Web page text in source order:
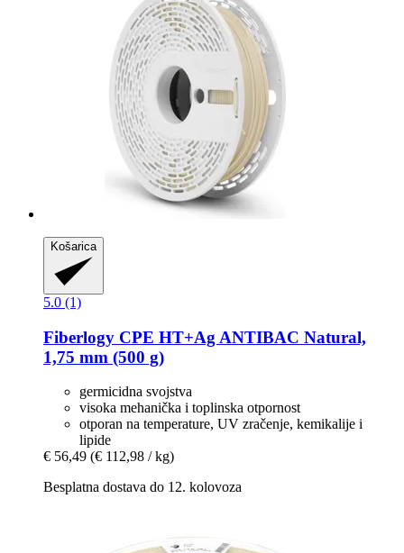
Košarica
5.0 (1)
Fiberlogy CPE HT+Ag ANTIBAC Natural,
1,75 mm (500 g)
germicidna svojstva
visoka mehanička i toplinska otpornost
otporan na temperature, UV zračenje, kemikalije i
lipide
€ 56,49 (€ 112,98 / kg)
Besplatna dostava do 12. kolovoza